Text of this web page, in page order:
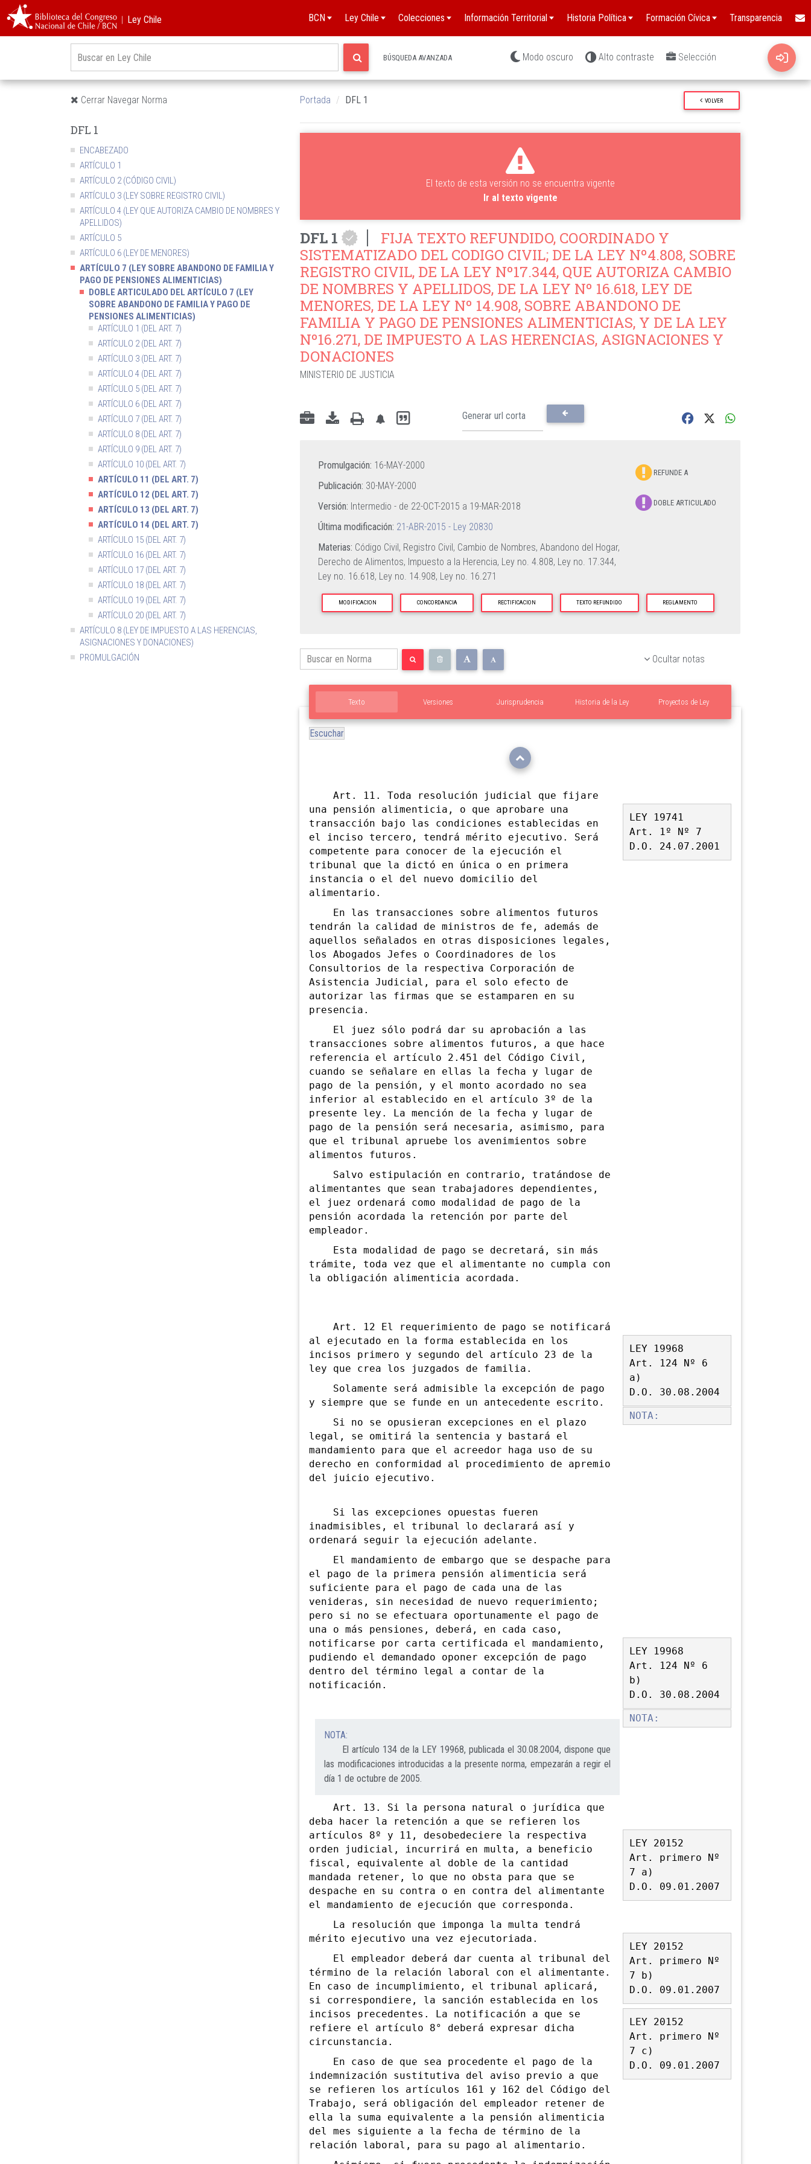
︱Ley Chile BCN Ley Chile Colecciones Información Territorial Historia Política Formación Cívica Transparencia
BÚSQUEDA AVANZADA Modo oscuro Alto contraste Selección
Cerrar Navegar Norma Portada DFL 1 VOLVER
DFL 1
ENCABEZADO
ARTÍCULO 1
ARTÍCULO 2 (CÓDIGO CIVIL)
ARTÍCULO 3 (LEY SOBRE REGISTRO CIVIL)
ARTÍCULO 4 (LEY QUE AUTORIZA CAMBIO DE NOMBRES Y
APELLIDOS)
ARTÍCULO 5
ARTÍCULO 6 (LEY DE MENORES)
ARTÍCULO 7 (LEY SOBRE ABANDONO DE FAMILIA Y
PAGO DE PENSIONES ALIMENTICIAS)
DOBLE ARTICULADO DEL ARTÍCULO 7 (LEY
SOBRE ABANDONO DE FAMILIA Y PAGO DE
PENSIONES ALIMENTICIAS)
ARTÍCULO 1 (DEL ART. 7)
ARTÍCULO 2 (DEL ART. 7)
ARTÍCULO 3 (DEL ART. 7)
ARTÍCULO 4 (DEL ART. 7)
ARTÍCULO 5 (DEL ART. 7)
ARTÍCULO 6 (DEL ART. 7)
ARTÍCULO 7 (DEL ART. 7)
ARTÍCULO 8 (DEL ART. 7)
ARTÍCULO 9 (DEL ART. 7)
ARTÍCULO 10 (DEL ART. 7)
ARTÍCULO 11 (DEL ART. 7)
ARTÍCULO 12 (DEL ART. 7)
ARTÍCULO 13 (DEL ART. 7)
ARTÍCULO 14 (DEL ART. 7)
ARTÍCULO 15 (DEL ART. 7)
ARTÍCULO 16 (DEL ART. 7)
ARTÍCULO 17 (DEL ART. 7)
ARTÍCULO 18 (DEL ART. 7)
ARTÍCULO 19 (DEL ART. 7)
ARTÍCULO 20 (DEL ART. 7)
ARTÍCULO 8 (LEY DE IMPUESTO A LAS HERENCIAS,
ASIGNACIONES Y DONACIONES)
PROMULGACIÓN
El texto de esta versión no se encuentra vigente
Ir al texto vigente
DFL 1
FIJA TEXTO REFUNDIDO, COORDINADO Y
SISTEMATIZADO DEL CODIGO CIVIL; DE LA LEY Nº4.808, SOBRE
REGISTRO CIVIL, DE LA LEY Nº17.344, QUE AUTORIZA CAMBIO
DE NOMBRES Y APELLIDOS, DE LA LEY Nº 16.618, LEY DE
MENORES, DE LA LEY Nº 14.908, SOBRE ABANDONO DE
FAMILIA Y PAGO DE PENSIONES ALIMENTICIAS, Y DE LA LEY
Nº16.271, DE IMPUESTO A LAS HERENCIAS, ASIGNACIONES Y
DONACIONES
MINISTERIO DE JUSTICIA
REFUNDE A
DOBLE ARTICULADO
Promulgación: 16-MAY-2000
Publicación: 30-MAY-2000
Versión: Intermedio - de 22-OCT-2015 a 19-MAR-2018
Última modificación: 21-ABR-2015 - Ley 20830
Materias: Código Civil, Registro Civil, Cambio de Nombres, Abandono del Hogar,
Derecho de Alimentos, Impuesto a la Herencia, Ley no. 4.808, Ley no. 17.344,
Ley no. 16.618, Ley no. 14.908, Ley no. 16.271
MODIFICACION CONCORDANCIA RECTIFICACION TEXTO REFUNDIDO REGLAMENTO
Ocultar notas
Texto Versiones Proyectos de Ley
Historia de la Ley
Jurisprudencia
Escuchar
Art. 11. Toda resolución judicial que fijare
una
LEY 19741
Art. 1º Nº 7
D.O. 24.07.2001
pensión alimenticia, o que aprobare una
transacción bajo las condiciones establecidas en
el inciso tercero, tendrá mérito ejecutivo. Será
competente para conocer de la ejecución el
tribunal que la dictó en única o en primera
instancia o el del nuevo domicilio del
alimentario.
En las transacciones sobre alimentos futuros
tendrán la calidad de ministros de fe, además de
aquellos señalados en otras disposiciones legales,
los Abogados Jefes o Coordinadores de los
Consultorios de la respectiva Corporación de
Asistencia Judicial, para el solo efecto de
autorizar las firmas que se estamparen en su
presencia.
El juez sólo podrá dar su aprobación a las
transacciones sobre alimentos futuros, a que hace
referencia el artículo 2.451 del Código Civil,
cuando se señalare en ellas la fecha y lugar de
pago de la pensión, y el monto acordado no sea
inferior al establecido en el artículo 3º de la
presente ley. La mención de la fecha y lugar de
pago de la pensión será necesaria, asimismo, para
que el tribunal apruebe los avenimientos sobre
alimentos futuros.
Salvo estipulación en contrario, tratándose de
alimentantes que sean trabajadores dependientes,
el juez ordenará como modalidad de pago de la
pensión acordada la retención por parte del
empleador.
Esta modalidad de pago se decretará, sin más
trámite, toda vez que el alimentante no cumpla con
la obligación alimenticia acordada.
Art. 12 El requerimiento de pago se notificará
al
LEY 19968
Art. 124 Nº 6
a)
D.O. 30.08.2004
ejecutado en la forma establecida en los
incisos primero y segundo del artículo 23 de la
ley que crea los juzgados de familia.
NOTA:
Solamente será admisible la excepción de pago
y siempre que se funde en un antecedente escrito.
Si no se opusieran excepciones en el plazo
legal, se omitirá la sentencia y bastará el
mandamiento para que el acreedor haga uso de su
derecho en conformidad al procedimiento de apremio
del juicio ejecutivo.
Si las excepciones opuestas fueren
inadmisibles, el tribunal lo declarará así y
ordenará seguir la ejecución adelante.
El mandamiento de embargo que se despache para
el pago de la primera pensión alimenticia será
suficiente para el pago de cada una de las
venideras, sin necesidad de nuevo requerimiento;
pero si no se efectuara oportunamente el pago de
una o más pensiones, deberá, en cada caso,
notificarse por carta certificada e
LEY 19968
Art. 124 Nº 6
b)
D.O. 30.08.2004
l mandamiento,
pudiendo el demandado oponer excepción de pago
dentro del término legal a contar de la
notificación
NOTA:
.
NOTA:
El artículo 134 de la LEY 19968, publicada el 30.08.2004, dispone que
las modificaciones introducidas a la presente norma, empezarán a regir el
día 1 de octubre de 2005.
Art. 13. Si la persona natural o jurídica que
deba hacer la retención a que se refieren los
artículos 8º y
LEY 20152
Art. primero Nº
7 a)
D.O. 09.01.2007
11, desobedeciere la respectiva
orden judicial, incurrirá en multa, a beneficio
fiscal, equivalente al doble de la cantidad
mandada retener, lo que no obsta para que se
despache en su contra o en contra del alimentante
el mandamiento de ejecución que corresponda.
La resolución que imponga la multa tendrá
mérito
LEY 20152
Art. primero Nº
7 b)
D.O. 09.01.2007
ejecutivo una vez ejecutoriada.
El empleador deberá dar cuenta al tribunal del
término de la relación laboral con el alimentante.
En caso de incumplimiento, el tribunal aplicará,
si
LEY 20152
Art. primero Nº
7 c)
D.O. 09.01.2007
correspondiere, la sanción establecida en los
incisos precedentes. La notificación a que se
refiere el artículo 8° deberá expresar dicha
circunstancia.
En caso de que sea procedente el pago de la
indemnización sustitutiva del aviso previo a que
se refieren los artículos 161 y 162 del Código del
Trabajo, será obligación del empleador retener de
ella la suma equivalente a la pensión alimenticia
del mes siguiente a la fecha de término de la
relación laboral, para su pago al alimentario.